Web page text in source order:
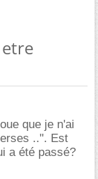
que je n'ai
..". Est
a été passé?